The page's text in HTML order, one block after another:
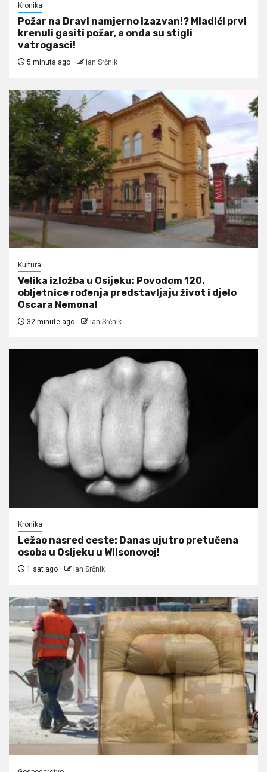
Kronika
Požar na Dravi namjerno izazvan!? Mladići prvi
krenuli gasiti požar, a onda su stigli
vatrogasci!
5 minuta ago Ian Srčnik
Kultura
Velika izložba u Osijeku: Povodom 120.
obljetnice rođenja predstavljaju život i djelo
Oscara Nemona!
32 minute ago Ian Srčnik
Kronika
Ležao nasred ceste: Danas ujutro pretučena
osoba u Osijeku u Wilsonovoj!
1 sat ago Ian Srčnik